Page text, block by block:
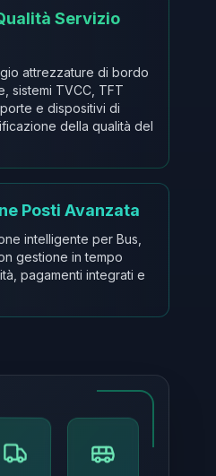
Servizio
attrezzature di bordo
sistemi TVCC, TFT
e dispositivi di
della qualità del
Posti Avanzata
intelligente per Bus,
gestione in tempo
pagamenti integrati e